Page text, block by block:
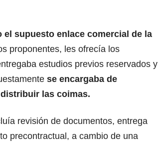
supuesto enlace comercial de la
proponentes, les ofrecía los
estudios previos reservados y
se encargaba de
las coimas.
revisión de documentos, entrega
precontractual, a cambio de una